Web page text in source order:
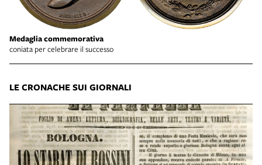
Medaglia commemorativa
coniata per celebrare il successo
LE CRONACHE SUI GIORNALI